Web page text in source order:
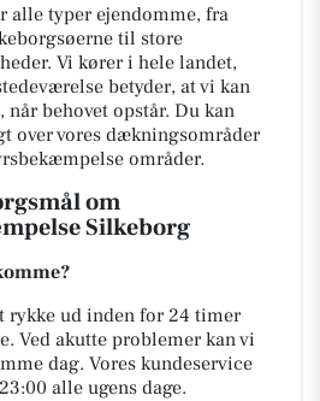
alle typer ejendomme, fra
til store
Vi kører i hele landet,
betyder, at vi kan
behovet opstår. Du kan
over vores dækningsområder
områder.
om
Silkeborg
rykke ud inden for 24 timer
Ved akutte problemer kan vi
dag. Vores kundeservice
alle ugens dage.